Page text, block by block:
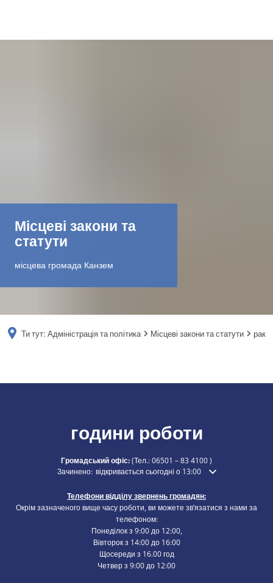
Місцеві закони та
статути
місцева громада Канзем
Ти тут: Адміністрація та політика Місцеві закони та статути рак
години роботи
Громадський офіс:(Тел.:06501 – 83 4100)
Натисніть, щоб приховати додатковий час відкриття або
Зачинено: відкривається сьогодні о 13:00
Телефони відділу звернень громадян:
Окрім зазначеного вище часу роботи, ви можете зв’язатися з нами за
телефоном:
Понеділок з 9:00 до 12:00,
Вівторок з 14:00 до 16:00
Щосереди з 16.00 год
Четвер з 9:00 до 12:00